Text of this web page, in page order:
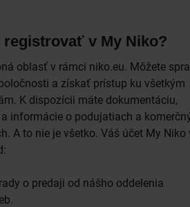
registrovať v My Niko?
oblasť v rámci niko.eu. Môžete
a získať prístup ku všetkým
K dispozícii máte dokumentáciu,
informácie o podujatiach a
A to nie je všetko. Váš účet My Niko
o predaji od nášho oddelenia